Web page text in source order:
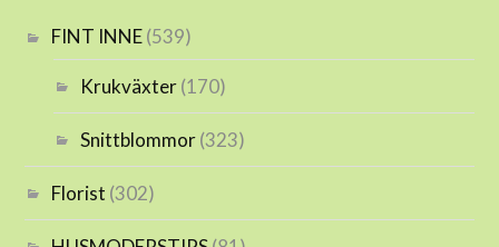
FINT INNE(539)
Krukväxter(170)
Snittblommor(323)
Florist (302)